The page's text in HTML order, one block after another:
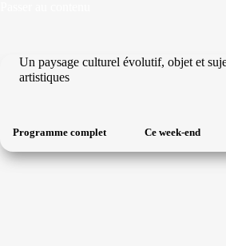
Un paysage culturel évolutif, objet et
artistiques
Programme complet Ce week-end